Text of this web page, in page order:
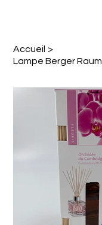
Accueil >
Lampe Berger